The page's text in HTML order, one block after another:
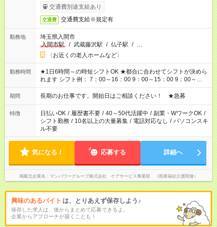
完了次第のお支払いとなります。
交通費別途支給あり
交通費 交通費支給※規定有
勤務地
埼玉県入間市
入間市駅
/ 武蔵藤沢駅 / 仏子駅 / …
〈お近くの老人ホームなど〉
勤務時間
★1日6時間～の時短シフトOK ★都合に合わせてシフトが決めら
れます シフト例： 7：00～16：00 9：00～15：00 9：00～
18：00 11：00～20：00 など ※Wワークの場合、他のお仕事と
合わせ週40時間超の就業はご案内できません ※法令に基づき、
派遣法（日雇い派遣の原則禁止）により、短時間・短期間の就
業はご案内が難しい場合があります
期間 長期のお仕事です。開始日はご相談ください！ ★急募
特徴 日払いOK / 履歴書不要 / 40～50代活躍中 / 副業・WワークOK /
シフト勤務 / 10名以上の大量募集 / 電話対応なし / パソコンスキ
ル不要
気になる！ 応募する 詳細へ
掲載元企業名 マンパワーグループ株式会社 ケアサービス事業部 （医療福祉介護関連）
興味のあるバイト は、とりあえず保存しよう♪
保存した求人は、後からまとめて応募できるよ。
企業からアプローチが届くことも！